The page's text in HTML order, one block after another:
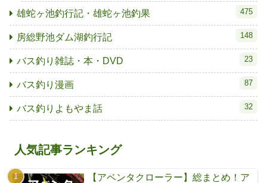
雄蛇ヶ池釣行記・雄蛇ヶ池釣果 475
房総野池ダム湖釣行記 148
バス釣り雑誌・本・DVD 23
バス釣り漫画 87
バス釣りよもやま話 32
人気記事ランキング
【アベンタクローラー】総まとめ！ア